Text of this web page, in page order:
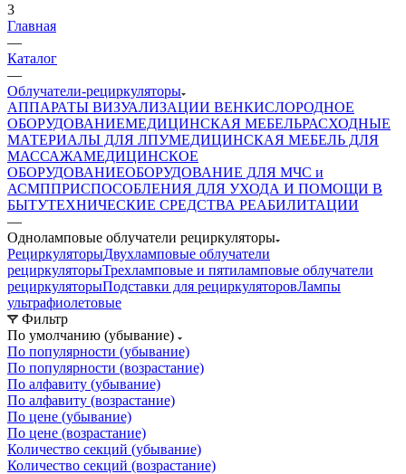
3
Главная
—
Каталог
—
Облучатели-рециркуляторы
АППАРАТЫ ВИЗУАЛИЗАЦИИ ВЕНКИСЛОРОДНОЕ
ОБОРУДОВАНИЕМЕДИЦИНСКАЯ МЕБЕЛЬРАСХОДНЫЕ
МАТЕРИАЛЫ ДЛЯ ЛПУМЕДИЦИНСКАЯ МЕБЕЛЬ ДЛЯ
МАССАЖАМЕДИЦИНСКОЕ
ОБОРУДОВАНИЕОБОРУДОВАНИЕ ДЛЯ МЧС и
АСМППРИСПОСОБЛЕНИЯ ДЛЯ УХОДА И ПОМОЩИ В
БЫТУТЕХНИЧЕСКИЕ СРЕДСТВА РЕАБИЛИТАЦИИ
—
Одноламповые облучатели рециркуляторы
РециркуляторыДвухламповые облучатели
рециркуляторыТрехламповые и пятиламповые облучатели
рециркуляторыПодставки для рециркуляторовЛампы
ультрафиолетовые
Фильтр
По умолчанию (убывание)
По популярности (убывание)
По популярности (возрастание)
По алфавиту (убывание)
По алфавиту (возрастание)
По цене (убывание)
По цене (возрастание)
Количество секций (убывание)
Количество секций (возрастание)